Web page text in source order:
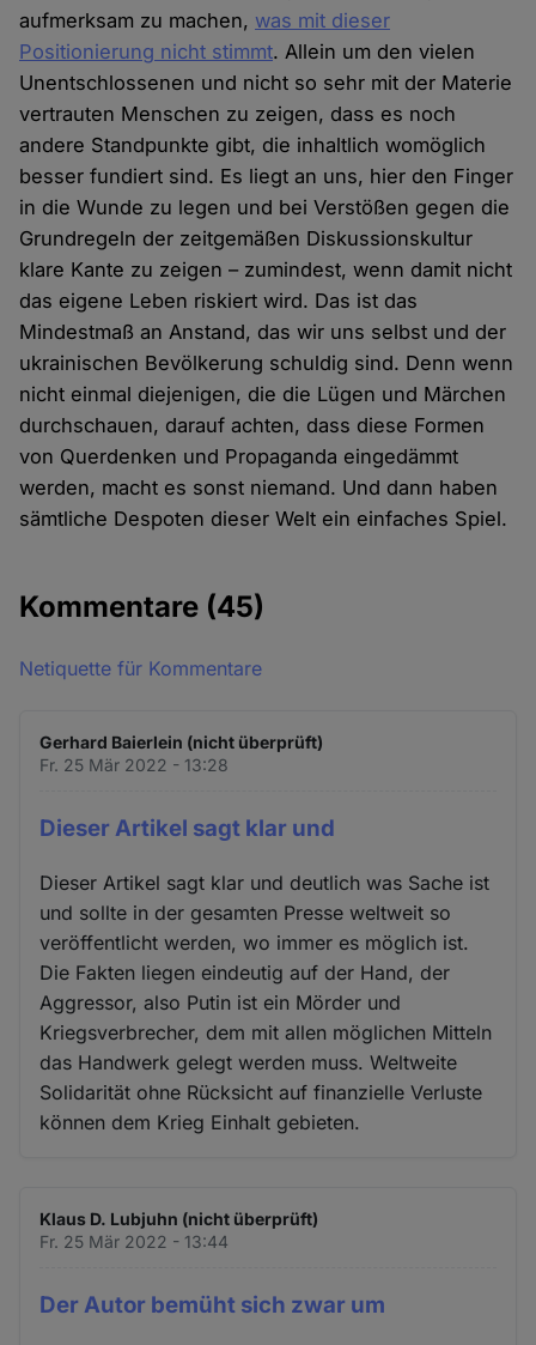
aufmerksam zu machen, was mit dieser
Positionierung nicht stimmt. Allein um den vielen
Unentschlossenen und nicht so sehr mit der Materie
vertrauten Menschen zu zeigen, dass es noch
andere Standpunkte gibt, die inhaltlich womöglich
besser fundiert sind. Es liegt an uns, hier den Finger
in die Wunde zu legen und bei Verstößen gegen die
Grundregeln der zeitgemäßen Diskussionskultur
klare Kante zu zeigen – zumindest, wenn damit nicht
das eigene Leben riskiert wird. Das ist das
Mindestmaß an Anstand, das wir uns selbst und der
ukrainischen Bevölkerung schuldig sind. Denn wenn
nicht einmal diejenigen, die die Lügen und Märchen
durchschauen, darauf achten, dass diese Formen
von Querdenken und Propaganda eingedämmt
werden, macht es sonst niemand. Und dann haben
sämtliche Despoten dieser Welt ein einfaches Spiel.
Kommentare (45)
Netiquette für Kommentare
Gerhard Baierlein (nicht überprüft)
Fr. 25 Mär 2022 - 13:28
Dieser Artikel sagt klar und
Dieser Artikel sagt klar und deutlich was Sache ist
und sollte in der gesamten Presse weltweit so
veröffentlicht werden, wo immer es möglich ist.
Die Fakten liegen eindeutig auf der Hand, der
Aggressor, also Putin ist ein Mörder und
Kriegsverbrecher, dem mit allen möglichen Mitteln
das Handwerk gelegt werden muss. Weltweite
Solidarität ohne Rücksicht auf finanzielle Verluste
können dem Krieg Einhalt gebieten.
Klaus D. Lubjuhn (nicht überprüft)
Fr. 25 Mär 2022 - 13:44
Der Autor bemüht sich zwar um